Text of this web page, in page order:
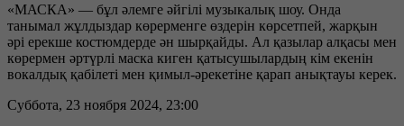
«МАСКА» — бұл әлемге әйгілі музыкалық шоу. Онда
танымал жұлдыздар көрерменге өздерін көрсетпей, жарқын
әрі ерекше костюмдерде ән шырқайды. Ал қазылар алқасы мен
көрермен әртүрлі маска киген қатысушылардың кім екенін
вокалдық қабілеті мен қимыл-әрекетіне қарап анықтауы керек.
Суббота, 23 ноября 2024, 23:00